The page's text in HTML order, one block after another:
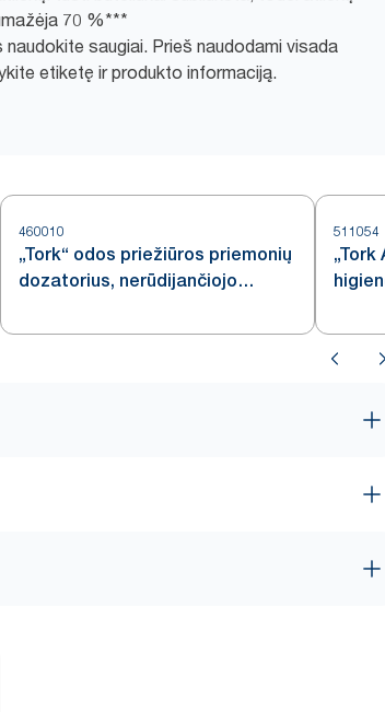
70 %​***
naudokite saugiai. Prieš naudodami visada
etiketę ir produkto informaciją.
460010
„Tork“ odos priežiūros priemonių
dozatorius, nerūdijančiojo
511054
„Tork